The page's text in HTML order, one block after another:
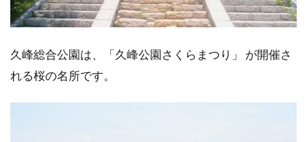
久峰総合公園は、「久峰公園さくらまつり」 が開催さ
れる桜の名所です。